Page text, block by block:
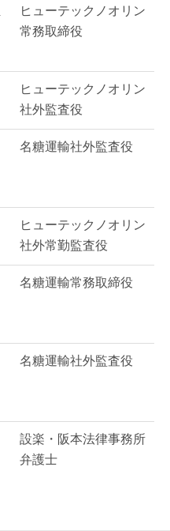
ヒューテックノオリン
常務取締役
ヒューテックノオリン
社外監査役
名糖運輸社外監査役
ヒューテックノオリン
社外常勤監査役
名糖運輸常務取締役
名糖運輸社外監査役
設楽・阪本法律事務所
弁護士